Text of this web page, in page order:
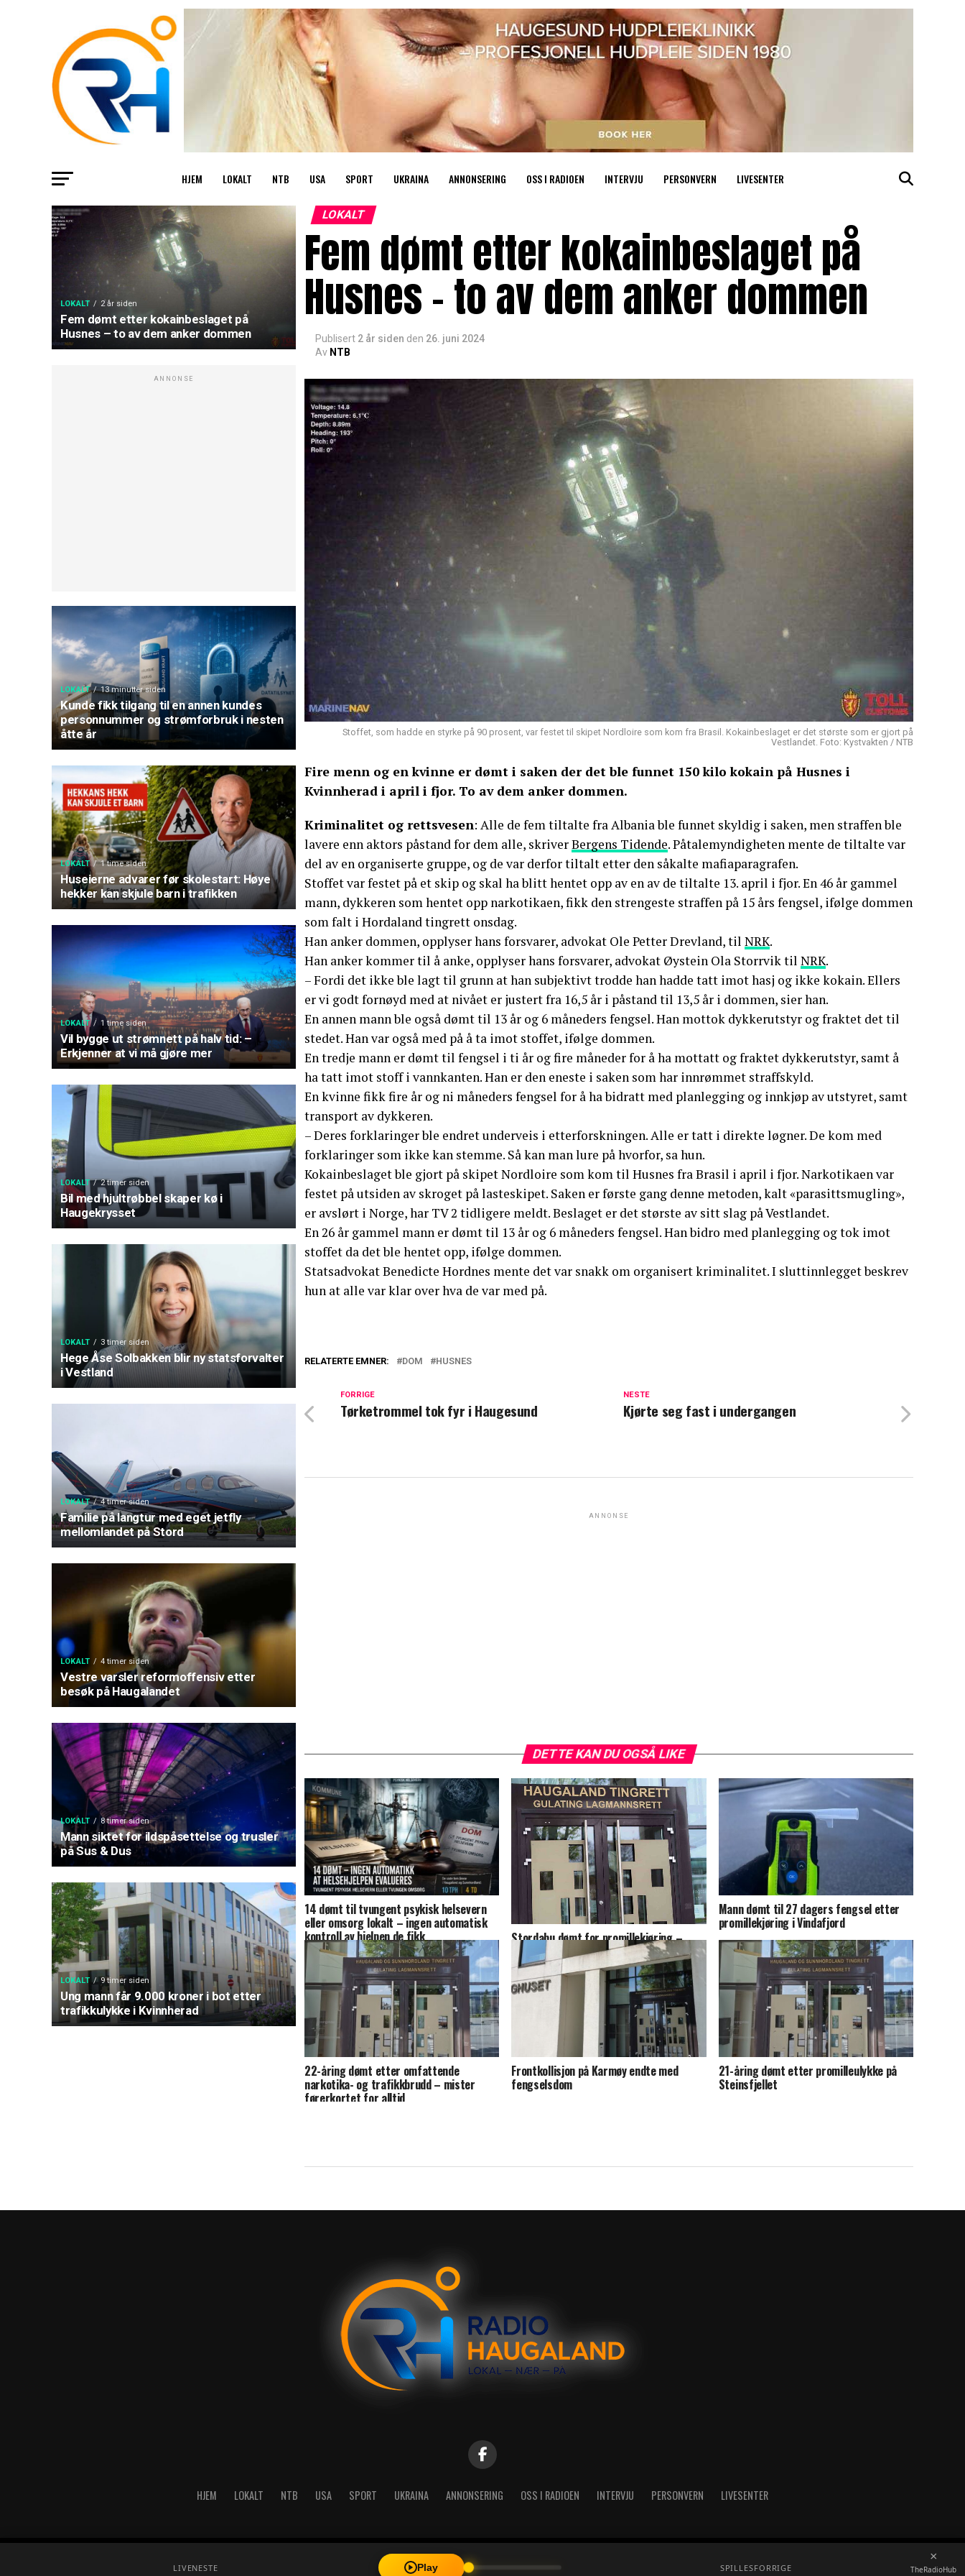
HJEM LOKALT NTB USA SPORT UKRAINA ANNONSERING OSS I RADIOEN INTERVJU PERSONVERN LIVESENTER
LOKALT 2 år siden
Fem dømt etter kokainbeslaget på
Husnes – to av dem anker dommen
ANNONSE
LOKALT 13 minutter siden
Kunde fikk tilgang til en annen kundes
personnummer og strømforbruk i nesten
åtte år
LOKALT 1 time siden
Huseierne advarer før skolestart: Høye
hekker kan skjule barn i trafikken
LOKALT 1 time siden
Vil bygge ut strømnett på halv tid: –
Erkjenner at vi må gjøre mer
LOKALT 2 timer siden
Bil med hjultrøbbel skaper kø i
Haugekrysset
LOKALT 3 timer siden
Hege Åse Solbakken blir ny statsforvalter
i Vestland
LOKALT 4 timer siden
Familie på langtur med eget jetfly
mellomlandet på Stord
LOKALT 4 timer siden
Vestre varsler reformoffensiv etter
besøk på Haugalandet
LOKALT 8 timer siden
Mann siktet for ildspåsettelse og trusler
på Sus & Dus
LOKALT 9 timer siden
Ung mann får 9.000 kroner i bot etter
trafikkulykke i Kvinnherad
LOKALT
Fem dømt etter kokainbeslaget på
Husnes – to av dem anker dommen
Publisert 2 år siden den 26. juni 2024
Av NTB
Stoffet, som hadde en styrke på 90 prosent, var festet til skipet Nordloire som kom fra Brasil. Kokainbeslaget er det største som er gjort på
Vestlandet. Foto: Kystvakten / NTB
Fire menn og en kvinne er dømt i saken der det ble funnet 150 kilo kokain på Husnes i
Kvinnherad i april i fjor. To av dem anker dommen.
Kriminalitet og rettsvesen: Alle de fem tiltalte fra Albania ble funnet skyldig i saken, men straffen ble
lavere enn aktors påstand for dem alle, skriverBergens Tidende. Påtalemyndigheten mente de tiltalte var
del av en organiserte gruppe, og de var derfor tiltalt etter den såkalte mafiaparagrafen.
Stoffet var festet på et skip og skal ha blitt hentet opp av en av de tiltalte 13. april i fjor. En 46 år gammel
mann, dykkeren som hentet opp narkotikaen, fikk den strengeste straffen på 15 års fengsel, ifølge dommen
som falt i Hordaland tingrett onsdag.
Han anker dommen, opplyser hans forsvarer, advokat Ole Petter Drevland, til NRK.
Han anker kommer til å anke, opplyser hans forsvarer, advokat Øystein Ola Storrvik til NRK.
– Fordi det ikke ble lagt til grunn at han subjektivt trodde han hadde tatt imot hasj og ikke kokain. Ellers
er vi godt fornøyd med at nivået er justert fra 16,5 år i påstand til 13,5 år i dommen, sier han.
En annen mann ble også dømt til 13 år og 6 måneders fengsel. Han mottok dykkerutstyr og fraktet det til
stedet. Han var også med på å ta imot stoffet, ifølge dommen.
En tredje mann er dømt til fengsel i ti år og fire måneder for å ha mottatt og fraktet dykkerutstyr, samt å
ha tatt imot stoff i vannkanten. Han er den eneste i saken som har innrømmet straffskyld.
En kvinne fikk fire år og ni måneders fengsel for å ha bidratt med planlegging og innkjøp av utstyret, samt
transport av dykkeren.
– Deres forklaringer ble endret underveis i etterforskningen. Alle er tatt i direkte løgner. De kom med
forklaringer som ikke kan stemme. Så kan man lure på hvorfor, sa hun.
Kokainbeslaget ble gjort på skipet Nordloire som kom til Husnes fra Brasil i april i fjor. Narkotikaen var
festet på utsiden av skroget på lasteskipet. Saken er første gang denne metoden, kalt «parasittsmugling»,
er avslørt i Norge, har TV 2 tidligere meldt. Beslaget er det største av sitt slag på Vestlandet.
En 26 år gammel mann er dømt til 13 år og 6 måneders fengsel. Han bidro med planlegging og tok imot
stoffet da det ble hentet opp, ifølge dommen.
Statsadvokat Benedicte Hordnes mente det var snakk om organisert kriminalitet. I sluttinnlegget beskrev
hun at alle var klar over hva de var med på.
RELATERTE EMNER: DOM HUSNES
NESTE
Kjørte seg fast i undergangen
FORRIGE
Tørketrommel tok fyr i Haugesund
ANNONSE
DETTE KAN DU OGSÅ LIKE
14 dømt til tvungent psykisk helsevern
eller omsorg lokalt – ingen automatisk
kontroll av hjelpen de fikk Stordabu dømt for promillekjøring –
mister førerkortet i 13 måneder
Mann dømt til 27 dagers fengsel etter
promillekjøring i Vindafjord
22-åring dømt etter omfattende
narkotika- og trafikkbrudd – mister
førerkortet for alltid
Frontkollisjon på Karmøy endte med
fengselsdom
21-åring dømt etter promilleulykke på
Steinsfjellet
HJEM LOKALT NTB USA SPORT UKRAINA ANNONSERING OSS I RADIOEN INTERVJU PERSONVERN LIVESENTER
Copyright © 2026 A-Media AS | Radio Haugaland - Haraldsgata 114, 5527 Haugesund - Mail: post@radioh.no - Telefon: 52717273
LIVENESTE Play SPILLESFORRIGE
×
TheRadioHub